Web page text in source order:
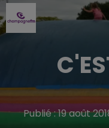
Publié : 19 août